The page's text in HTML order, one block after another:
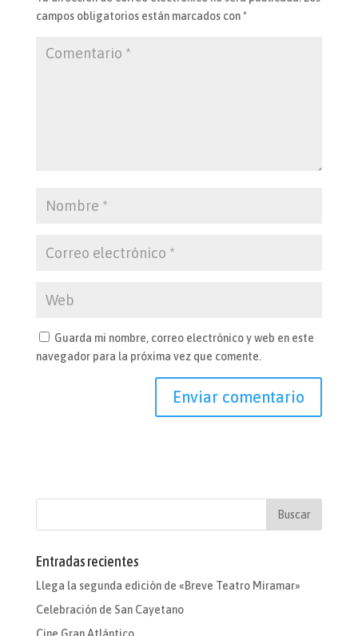
campos obligatorios están marcados con*
Guarda mi nombre, correo electrónico y web en este
navegador para la próxima vez que comente.
Entradas recientes
Llega la segunda edición de «Breve Teatro Miramar»
Celebración de San Cayetano